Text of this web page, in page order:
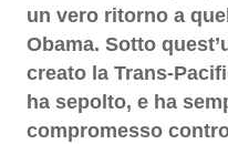
un vero ritorno a
Obama. Sotto
creato la Trans-
ha sepolto, e ha
compromesso